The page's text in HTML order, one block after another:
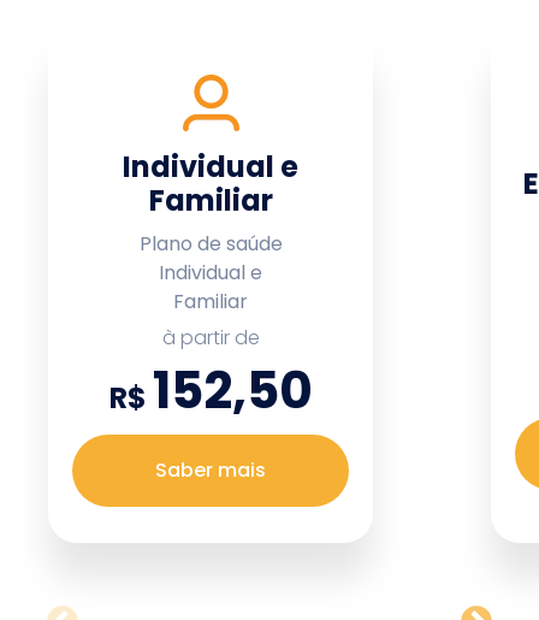
Individual e
Familiar
Plano de saúde
Individual e
Familiar
à partir de
R$ 152,50
Saber mais